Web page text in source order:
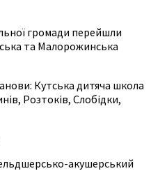
громади перейшли
та Малорожинська
Кутська дитяча школа
Розтоків, Слобідки,
акушерський